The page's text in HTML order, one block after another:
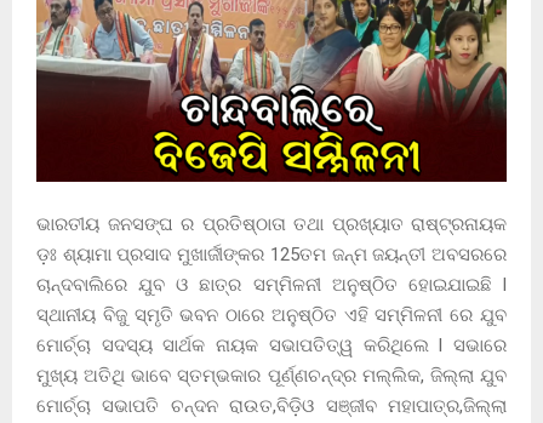
ଭାରତୀୟ ଜନସଙ୍ଘ ର ପ୍ରତିଷ୍ଠାତା ତଥା ପ୍ରଖ୍ୟାତ ରାଷ୍ଟ୍ରନାୟକ
ଡ଼ଃ ଶ୍ୟାମା ପ୍ରସାଦ ମୁଖାର୍ଜୀଙ୍କର 125ତମ ଜନ୍ମ ଜୟନ୍ତୀ ଅବସରରେ
ଚାନ୍ଦବାଲିରେ ଯୁବ ଓ ଛାତ୍ର ସମ୍ମିଳନୀ ଅନୁଷ୍ଠିତ ହୋଇଯାଇଛି l
ସ୍ଥାନୀୟ ବିଜୁ ସ୍ମୃତି ଭବନ ଠାରେ ଅନୁଷ୍ଠିତ ଏହି ସମ୍ମିଳନୀ ରେ ଯୁବ
ମୋର୍ଚ୍ଚା ସଦସ୍ୟ ସାର୍ଥକ ନାୟକ ସଭାପତିତ୍ୱ କରିଥିଲେ l ସଭାରେ
ମୁଖ୍ୟ ଅତିଥି ଭାବେ ସ୍ତମ୍ଭକାର ପୂର୍ଣ୍ଣଚନ୍ଦ୍ର ମଲ୍ଲିକ, ଜିଲ୍ଲା ଯୁବ
ମୋର୍ଚ୍ଚା ସଭାପତି ଚନ୍ଦନ ରାଉତ,ବିଡ଼ିଓ ସଞ୍ଜୀବ ମହାପାତ୍ର,ଜିଲ୍ଲା